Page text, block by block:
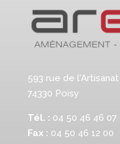
593 rue de l'Artisanat
74330 Poisy
Tél. : 04 50 46 46 07
Fax : 04 50 46 12 00